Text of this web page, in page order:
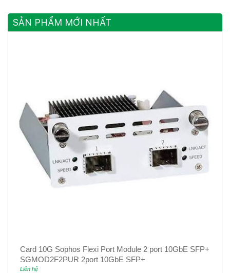
SẢN PHẨM MỚI NHẤT
Card 10G Sophos Flexi Port Module 2 port 10GbE SFP+
SGMOD2F2PUR 2port 10GbE SFP+
Liên hệ